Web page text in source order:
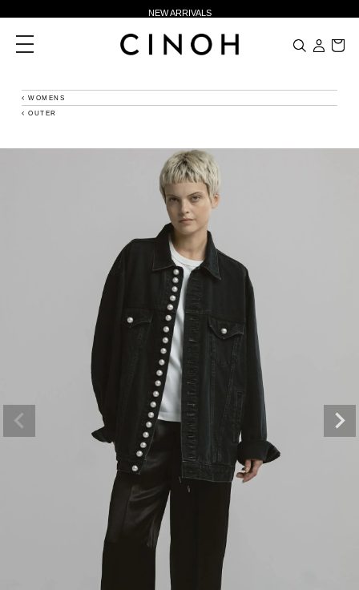
NEW ARRIVALS
新規会員登録500ポイントプレゼント
夏季休業に伴う一部業務休業のお知らせ
ニュースレター登録で¥1,000クーポン進呈
toggle
navigation
WOMENS
OUTER